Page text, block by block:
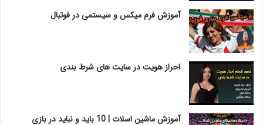
آموزش فرم میکس و سیستمی در فوتبال
احراز هویت در سایت های شرط بندی
آموزش ماشین اسلات | 10 باید و نباید در بازی